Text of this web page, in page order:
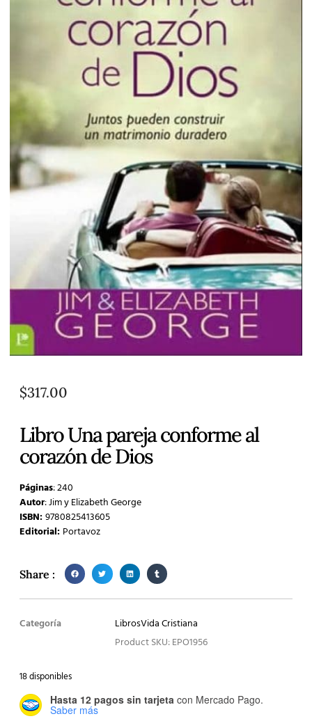
$317.00
Libro Una pareja conforme al
corazón de Dios
Páginas: 240
Autor: Jim y Elizabeth George
ISBN:9780825413605
Editorial: Portavoz
Share :
Categoría LibrosVida Cristiana
Product SKU: EPO1956
18 disponibles
Hasta 12 pagos sin tarjeta con Mercado Pago.
Saber más